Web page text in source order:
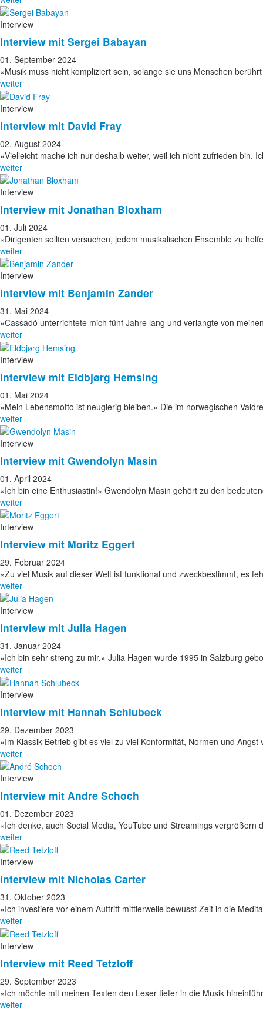
Interview
Interview mit Sergei Babayan
01. September 2024
«Musik muss nicht kompliziert sein, solange sie uns Menschen
weiter
Interview
Interview mit David Fray
02. August 2024
«Vielleicht mache ich nur deshalb weiter, weil ich nicht zufrieden bin.
weiter
Interview
Interview mit Jonathan Bloxham
01. Juli 2024
«Dirigenten sollten versuchen, jedem musikalischen Ensemble zu
weiter
Interview
Interview mit Benjamin Zander
31. Mai 2024
«Cassadó unterrichtete mich fünf Jahre lang und verlangte von
weiter
Interview
Interview mit Eldbjørg Hemsing
01. Mai 2024
«Mein Lebensmotto ist neugierig bleiben.» Die im norwegischen
weiter
Interview
Interview mit Gwendolyn Masin
01. April 2024
«Ich bin eine Enthusiastin!» Gwendolyn Masin gehört zu den
weiter
Interview
Interview mit Moritz Eggert
29. Februar 2024
«Zu viel Musik auf dieser Welt ist funktional und zweckbestimmt, es
weiter
Interview
Interview mit Julia Hagen
31. Januar 2024
«Ich bin sehr streng zu mir.» Julia Hagen wurde 1995 in Salzburg
weiter
Interview
Interview mit Hannah Schlubeck
29. Dezember 2023
«Im Klassik-Betrieb gibt es viel zu viel Konformität, Normen und
weiter
Interview
Interview mit Andre Schoch
01. Dezember 2023
«Ich denke, auch Social Media, YouTube und Streamings
weiter
Interview
Interview mit Nicholas Carter
31. Oktober 2023
«Ich investiere vor einem Auftritt mittlerweile bewusst Zeit in die
weiter
Interview
Interview mit Reed Tetzloff
29. September 2023
«Ich möchte mit meinen Texten den Leser tiefer in die Musik
weiter